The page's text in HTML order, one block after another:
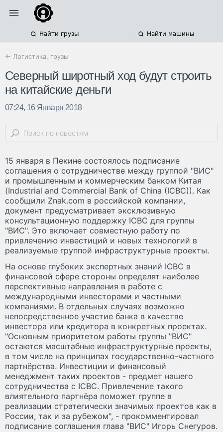
Найти грузы Найти машины
← Логистика, грузы
Северный широтный ход будут строить
на китайские деньги
07:24, 16 Января 2018
15 января в Пекине состоялось подписание
соглашения о сотрудничестве между группой "ВИС"
и промышленным и коммерческим банком Китая
(Industrial and Commercial Bank of China (ICBC)). Как
сообщили Znak.com в российской компании,
документ предусматривает эксклюзивную
консультационную поддержку ICBC для группы
"ВИС". Это включает совместную работу по
привлечению инвестиций и новых технологий в
реализуемые группой инфраструктурные проекты.
На основе глубоких экспертных знаний ICBC в
финансовой сфере стороны определят наиболее
перспективные направления в работе с
международными инвесторами и частными
компаниями. В отдельных случаях возможно
непосредственное участие банка в качестве
инвестора или кредитора в конкретных проектах.
"Основным приоритетом работы группы "ВИС"
остаются масштабные инфраструктурные проекты,
в том числе на принципах государственно-частного
партнёрства. Инвестиции и финансовый
менеджмент таких проектов - предмет нашего
сотрудничества с ICBC. Привлечение такого
влиятельного партнёра поможет группе в
реализации стратегически значимых проектов как в
России, так и за рубежом", - прокомментировал
подписание соглашения глава "ВИС" Игорь Снегуров.